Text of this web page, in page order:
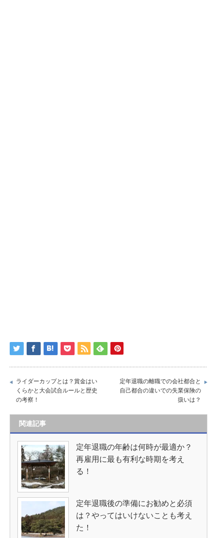
ライダーカップとは？賞金はい
くらかと大会試合ルールと歴史
の考察！
定年退職の離職での会社都合と
自己都合の違いでの失業保険の
扱いは？
関連記事
定年退職の年齢は何時が最適か？
再雇用に最も有利な時期を考え
る！
定年退職後の準備にお勧めと必須
は？やってはいけないことも考え
た！